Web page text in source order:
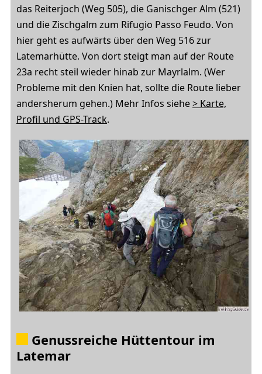
das Reiterjoch (Weg 505), die Ganischger Alm (521)
und die Zischgalm zum Rifugio Passo Feudo. Von
hier geht es aufwärts über den Weg 516 zur
Latemarhütte. Von dort steigt man auf der Route
23a recht steil wieder hinab zur Mayrlalm. (Wer
Probleme mit den Knien hat, sollte die Route lieber
andersherum gehen.) Mehr Infos siehe> Karte,
Profil und GPS-Track.
Genussreiche Hüttentour im
Latemar